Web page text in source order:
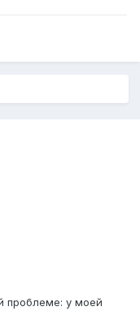
проблеме: у моей